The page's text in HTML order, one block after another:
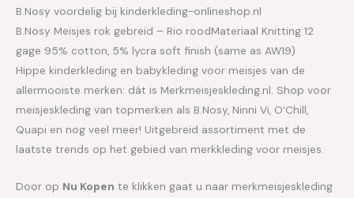
B.Nosy voordelig bij kinderkleding-onlineshop.nl
B.Nosy Meisjes rok gebreid – Rio roodMateriaal Knitting 12
gage 95% cotton, 5% lycra soft finish (same as AW19)
Hippe kinderkleding en babykleding voor meisjes van de
allermooiste merken: dát is Merkmeisjeskleding.nl. Shop voor
meisjeskleding van topmerken als B.Nosy, Ninni Vi, O’Chill,
Quapi en nog veel meer! Uitgebreid assortiment met de
laatste trends op het gebied van merkkleding voor meisjes.
Door op Nu Kopen te klikken gaat u naar merkmeisjeskleding